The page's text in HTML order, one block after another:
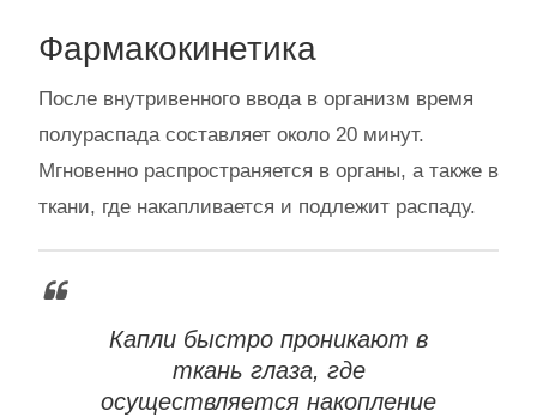
Фармакокинетика
После внутривенного ввода в организм время
полураспада составляет около 20 минут.
Мгновенно распространяется в органы, а также в
ткани, где накапливается и подлежит распаду.
Капли быстро проникают в
ткань глаза, где
осуществляется накопление